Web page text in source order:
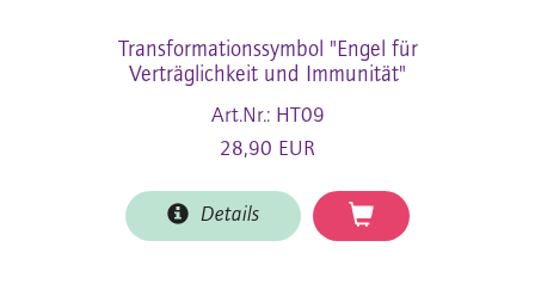
Transformationssymbol "Engel für
Verträglichkeit und Immunität"
Art.Nr.: HT09
28,90 EUR
Details